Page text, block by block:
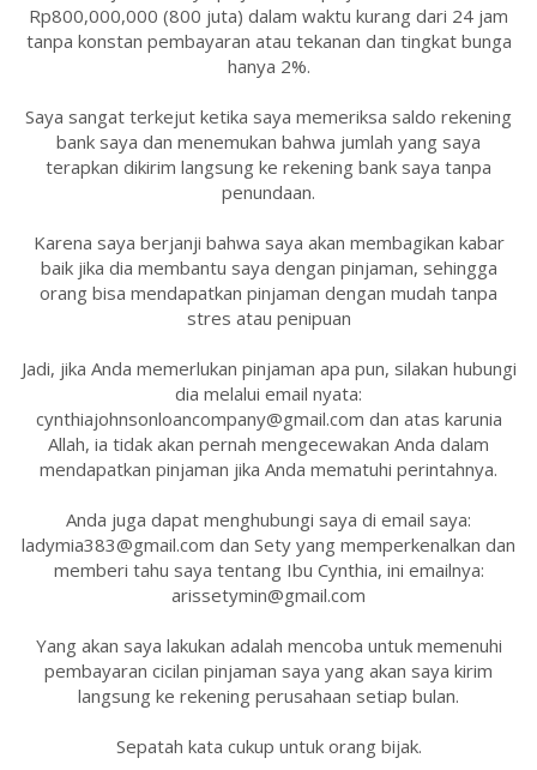
Rp800,000,000 (800 juta) dalam waktu kurang dari 24 jam
tanpa konstan pembayaran atau tekanan dan tingkat bunga
hanya 2%.
Saya sangat terkejut ketika saya memeriksa saldo rekening
bank saya dan menemukan bahwa jumlah yang saya
terapkan dikirim langsung ke rekening bank saya tanpa
penundaan.
Karena saya berjanji bahwa saya akan membagikan kabar
baik jika dia membantu saya dengan pinjaman, sehingga
orang bisa mendapatkan pinjaman dengan mudah tanpa
stres atau penipuan
Jadi, jika Anda memerlukan pinjaman apa pun, silakan hubungi
dia melalui email nyata:
cynthiajohnsonloancompany@gmail.com dan atas karunia
Allah, ia tidak akan pernah mengecewakan Anda dalam
mendapatkan pinjaman jika Anda mematuhi perintahnya.
Anda juga dapat menghubungi saya di email saya:
ladymia383@gmail.com dan Sety yang memperkenalkan dan
memberi tahu saya tentang Ibu Cynthia, ini emailnya:
arissetymin@gmail.com
Yang akan saya lakukan adalah mencoba untuk memenuhi
pembayaran cicilan pinjaman saya yang akan saya kirim
langsung ke rekening perusahaan setiap bulan.
Sepatah kata cukup untuk orang bijak.